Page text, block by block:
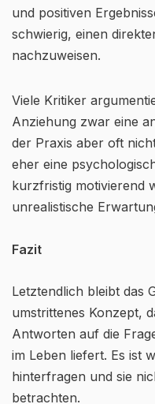
und positiven
schwierig, einen
nachzuweisen.
Viele Kritiker
Anziehung zwar eine
der Praxis aber oft
eher eine
kurzfristig motivierend
unrealistische
Fazit
Letztendlich bleibt das
umstrittenes Konzept,
Antworten auf die
im Leben liefert. Es ist
hinterfragen und sie
betrachten.